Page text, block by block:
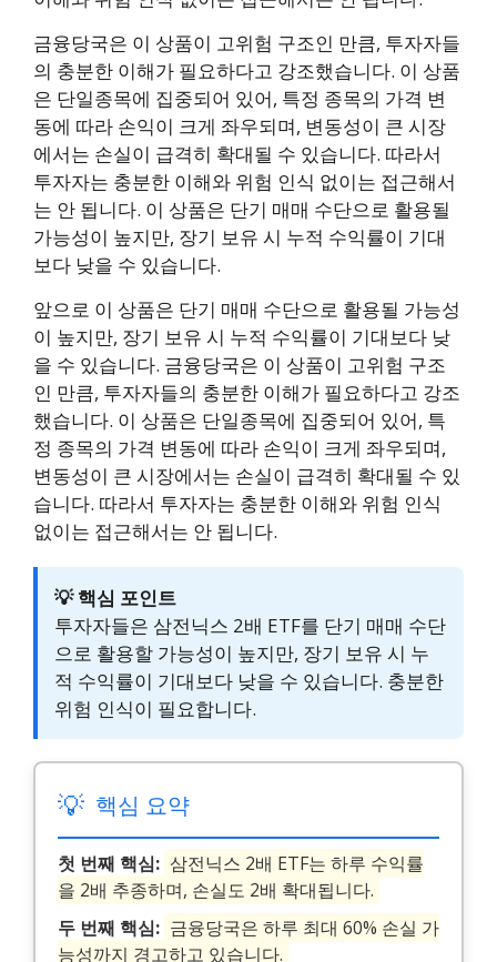
금융당국은 이 상품이 고위험 구조인 만큼, 투자자들
의 충분한 이해가 필요하다고 강조했습니다. 이 상품
은 단일종목에 집중되어 있어, 특정 종목의 가격 변
동에 따라 손익이 크게 좌우되며, 변동성이 큰 시장
에서는 손실이 급격히 확대될 수 있습니다. 따라서
투자자는 충분한 이해와 위험 인식 없이는 접근해서
는 안 됩니다. 이 상품은 단기 매매 수단으로 활용될
가능성이 높지만, 장기 보유 시 누적 수익률이 기대
보다 낮을 수 있습니다.
앞으로 이 상품은 단기 매매 수단으로 활용될 가능성
이 높지만, 장기 보유 시 누적 수익률이 기대보다 낮
을 수 있습니다. 금융당국은 이 상품이 고위험 구조
인 만큼, 투자자들의 충분한 이해가 필요하다고 강조
했습니다. 이 상품은 단일종목에 집중되어 있어, 특
정 종목의 가격 변동에 따라 손익이 크게 좌우되며,
변동성이 큰 시장에서는 손실이 급격히 확대될 수 있
습니다. 따라서 투자자는 충분한 이해와 위험 인식
없이는 접근해서는 안 됩니다.
💡 핵심 포인트
투자자들은 삼전닉스 2배 ETF를 단기 매매 수단
으로 활용할 가능성이 높지만, 장기 보유 시 누
적 수익률이 기대보다 낮을 수 있습니다. 충분한
위험 인식이 필요합니다.
💡 핵심 요약
첫 번째 핵심: 삼전닉스 2배 ETF는 하루 수익률
을 2배 추종하며, 손실도 2배 확대됩니다.
두 번째 핵심: 금융당국은 하루 최대 60% 손실 가
능성까지 경고하고 있습니다.